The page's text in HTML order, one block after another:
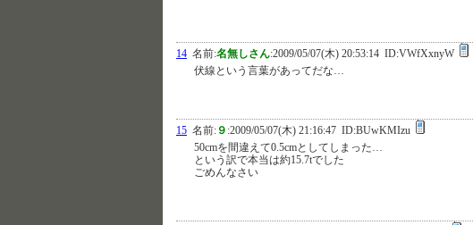
14 名前:名無しさん:2009/05/07(木) 20:53:14 ID:VWfXxnyW
伏線という言葉があってだな…
15 名前: ９ :2009/05/07(木) 21:16:47 ID:BUwKMIzu
50cmを間違えて0.5cmとしてしまった…
という訳で本当は約15.7tでした
ごめんなさい